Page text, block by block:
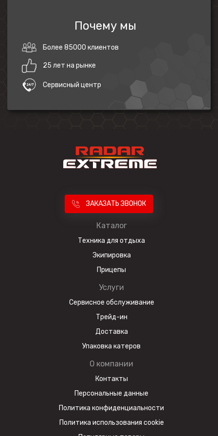
Почему мы
Более 85000 клиентов
25 лет на рынке
Сервисный центр
ЗАКАЗАТЬ ЗВОНОК
Каталог
Техника для отдыха
Экипировка
Прицепы
Услуги
Сервисное обслуживание
Трейд-ин
Доставка
Упаковка катеров
О компании
Контакты
Персональные данные
Политика конфиденциальности
Политика использования cookie